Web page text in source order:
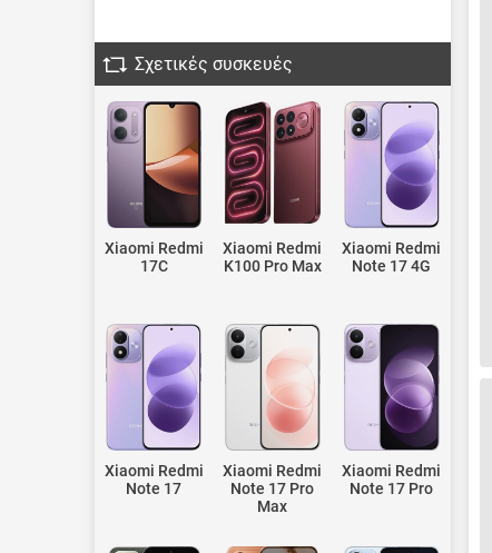
Σχετικές συσκευές
Xiaomi Redmi
17C
Xiaomi Redmi
K100 Pro Max
Xiaomi Redmi
Note 17 4G
Xiaomi Redmi
Note 17
Xiaomi Redmi
Note 17 Pro
Max
Xiaomi Redmi
Note 17 Pro